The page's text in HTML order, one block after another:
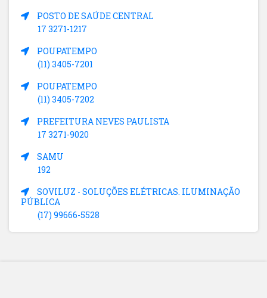
POSTO DE SAÚDE CENTRAL
17 3271-1217
POUPATEMPO
(11) 3405-7201
POUPATEMPO
(11) 3405-7202
PREFEITURA NEVES PAULISTA
17 3271-9020
SAMU
192
SOVILUZ - SOLUÇÕES ELÉTRICAS. ILUMINAÇÃO
PÚBLICA
(17) 99666-5528